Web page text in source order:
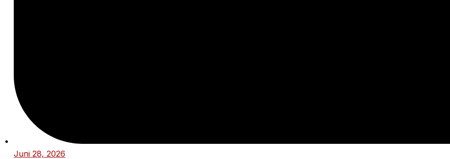
Juni 28, 2026